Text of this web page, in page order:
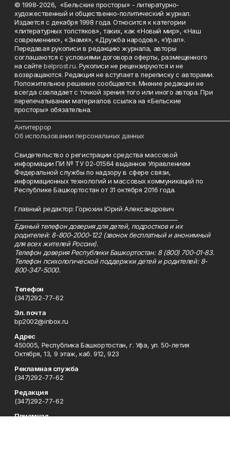
© 1998-2026, «Бельские просторы» - литературно-
художественный и общественно-политический журнал.
Издается с декабря 1998 года. Относится к категории
«литературных толстяков», таких, как «Новый мир», «Наш
современник», «Знамя», «Дружба народов», «Урал».
Передавая рукописи в редакцию журнала, авторы
соглашаются с условиями договора оферты, размещенного
на сайтеbelprost.ru. Рукописи не рецензируются и не
возвращаются. Редакция не вступает в переписку с авторами.
Положительное решение сообщается. Мнение редакции не
всегда совпадает с точкой зрения того или иного автора. При
перепечатывании материалов ссылка на «Бельские
просторы» обязательна.
Антитеррор
Об использовании персональных данных
Свидетельство о регистрации средства массовой
информации ПИ № ТУ 02-01564 выданное Управлением
Федеральной службы по надзору в сфере связи,
информационных технологий и массовых коммуникаций по
Республике Башкортостан от 31 октября 2016 года.
Главный редактор: Горюхин Юрий Александрович
Единый телефон доверия для детей, подростков и их
родителей: 8-800-2000-122 (звонок бесплатный и анонимный
для всех жителей России).
Телефон доверия Республики Башкортостан: 8 (800) 700-01-83.
Телефон психологической поддержки детей и родителей: 8-
800-347-5000.
Телефон
(347)292-77-62
Эл. почта
bp2002@inbox.ru
Адрес
450005, Республика Башкортостан, г. Уфа, ул. 50-летия
Октября, 13, 9 этаж, каб. 912, 923
Рекламная служба
(347)292-77-62
Редакция
(347)292-77-62
Приемная